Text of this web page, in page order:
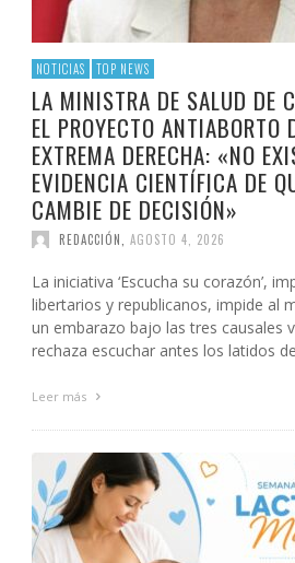
NOTICIAS TOP NEWS
LA MINISTRA DE SALUD DE
EL PROYECTO ANTIABORTO
EXTREMA DERECHA: «NO
EVIDENCIA CIENTÍFICA DE
CAMBIE DE DECISIÓN»
REDACCIÓN AGOSTO 4, 2026
La iniciativa ‘Escucha su corazón’,
libertarios y republicanos, impide al
un embarazo bajo las tres causales
rechaza escuchar antes los latidos
Leer más